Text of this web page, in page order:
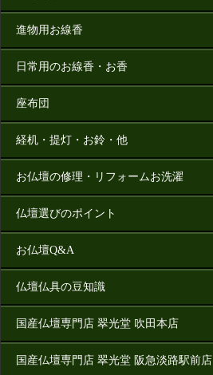
進物用お線香
日常用のお線香・お香
座布団
経机・提灯・お鈴・他
お仏壇の修理・リフォームお洗濯
仏壇選びのポイント
お仏壇Q&A
仏壇仏具の豆知識
国産仏壇専門店 翠光堂 吹田本店
国産仏壇専門店 翠光堂 阪急淡路駅前店